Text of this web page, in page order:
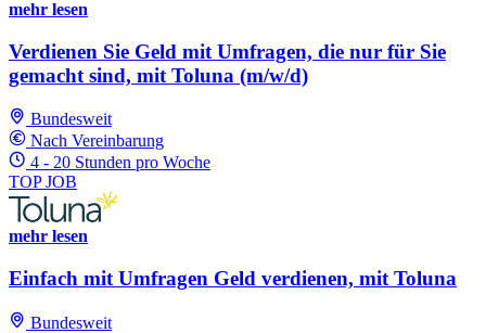
mehr lesen
Verdienen Sie Geld mit Umfragen, die nur für Sie
gemacht sind, mit Toluna (m/w/d)
Bundesweit
Nach Vereinbarung
4 - 20 Stunden pro Woche
TOP JOB
mehr lesen
Einfach mit Umfragen Geld verdienen, mit Toluna
Bundesweit